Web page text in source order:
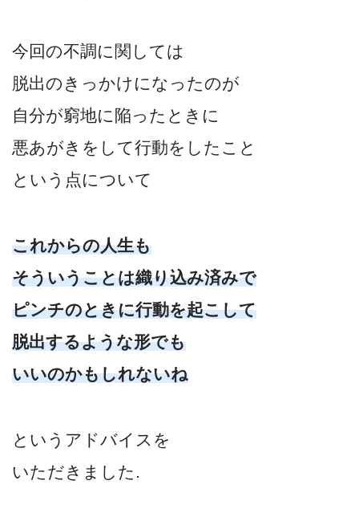
今回の不調に関しては
脱出のきっかけになったのが
自分が窮地に陥ったときに
悪あがきをして行動をしたこと
という点について
これからの人生も
そういうことは織り込み済みで
ピンチのときに行動を起こして
脱出するような形でも
いいのかもしれないね
というアドバイスを
いただきました.